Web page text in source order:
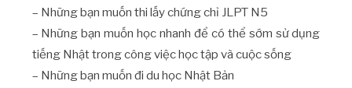
– Những bạn muốn thi lấy chứng chỉ JLPT N5
– Những bạn muốn học nhanh để có thể sớm sử dụng
tiếng Nhật trong công việc học tập và cuộc sống
– Những bạn muốn đi du học Nhật Bản